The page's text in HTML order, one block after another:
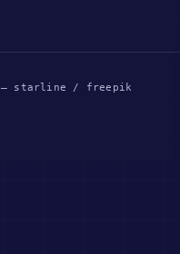
— starline / freepik